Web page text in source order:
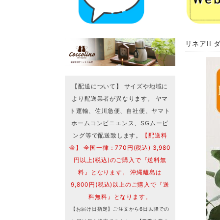
【配送について】 サイズや地域に
より配送業者が異なります。 ヤマ
ト運輸、佐川急便、自社便、ヤマト
ホームコンビニエンス、SGムービ
ング等で配送致します。
【配送料
金】 全国一律：770円(税込) 3,980
円以上(税込)のご購入で『送料無
料』となります。 沖縄離島は
9,800円(税込)以上のご購入で『送
料無料』となります。
【お届け日指定】ご注文から6日以降での
リネアII